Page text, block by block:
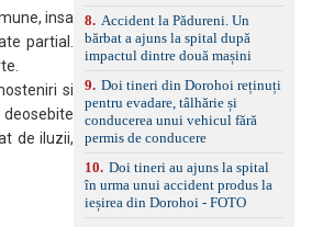
insa
partial.
si
de iluzii,
8. Accident la Pădureni. Un
bărbat a ajuns la spital după
impactul dintre două mașini
9. Doi tineri din Dorohoi reținuți
pentru evadare, tâlhărie și
conducerea unui vehicul fără
permis de conducere
10. Doi tineri au ajuns la spital
în urma unui accident produs la
ieșirea din Dorohoi - FOTO